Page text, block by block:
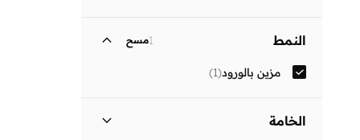
النمط 1مسح
مزين بالورود(
1
)
الخامة